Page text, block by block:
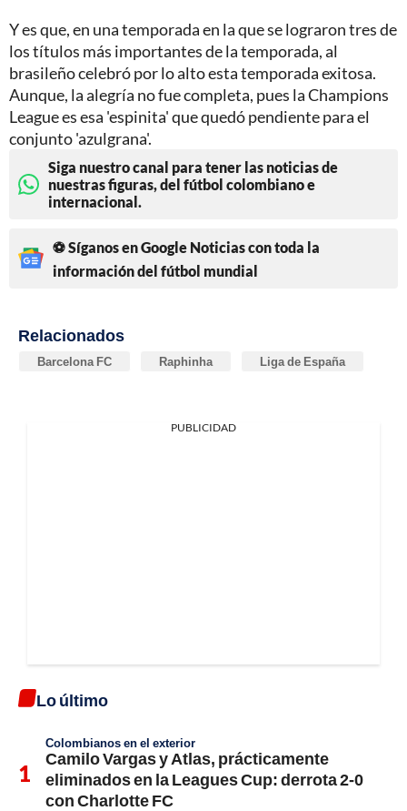
Y es que, en una temporada en la que se lograron tres de
los títulos más importantes de la temporada, al
brasileño celebró por lo alto esta temporada exitosa.
Aunque, la alegría no fue completa, pues la Champions
League es esa 'espinita' que quedó pendiente para el
conjunto 'azulgrana'.
Siga nuestro canal para tener las noticias de
nuestras figuras, del fútbol colombiano e
internacional.
⚽ Síganos en Google Noticias con toda la
información del fútbol mundial
Relacionados
Barcelona FC Raphinha Liga de España
PUBLICIDAD
Lo último
Colombianos en el exterior
Camilo Vargas y Atlas, prácticamente
eliminados en la Leagues Cup: derrota 2-0
con Charlotte FC